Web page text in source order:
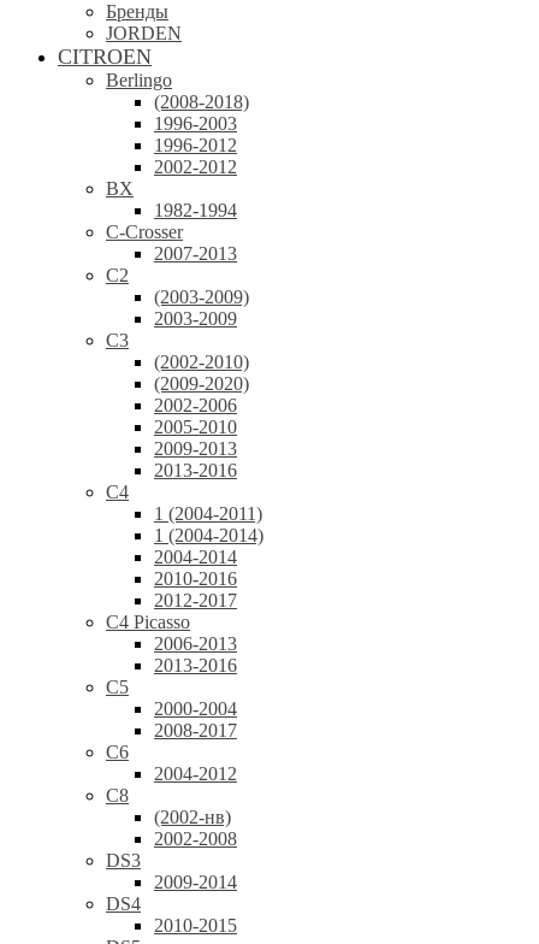
Бренды
JORDEN
CITROEN
Berlingo
(2008-2018)
1996-2003
1996-2012
2002-2012
BX
1982-1994
C-Crosser
2007-2013
C2
(2003-2009)
2003-2009
C3
(2002-2010)
(2009-2020)
2002-2006
2005-2010
2009-2013
2013-2016
C4
1 (2004-2011)
1 (2004-2014)
2004-2014
2010-2016
2012-2017
C4 Picasso
2006-2013
2013-2016
C5
2000-2004
2008-2017
C6
2004-2012
C8
(2002-нв)
2002-2008
DS3
2009-2014
DS4
2010-2015